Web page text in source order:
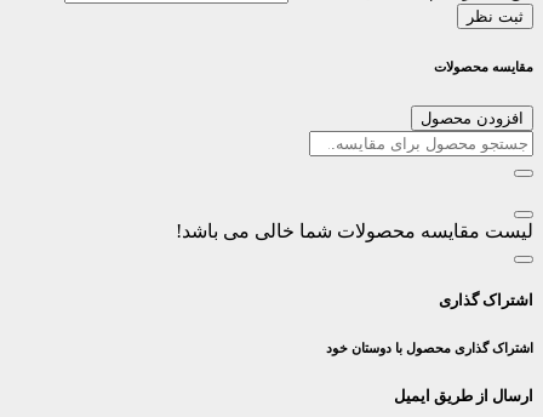
ثبت نظر
مقایسه محصولات
افزودن محصول
لیست مقایسه محصولات شما خالی می باشد!
اشتراک گذاری
اشتراک گذاری محصول با دوستان خود
ارسال از طریق ایمیل